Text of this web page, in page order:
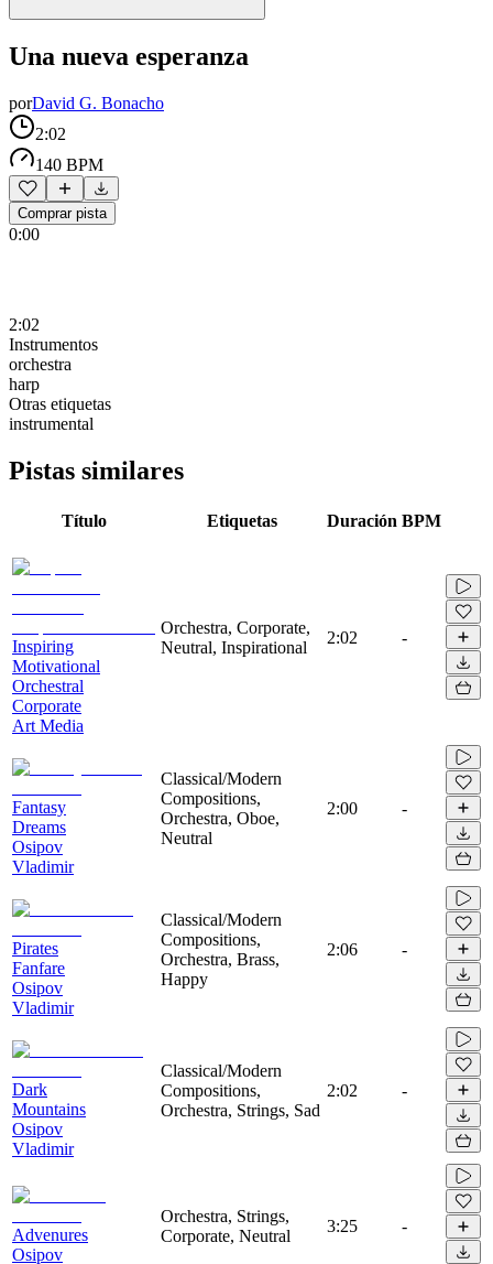
Una nueva esperanza
porDavid G. Bonacho
2:02
140 BPM
Comprar pista
0:00
2:02
Instrumentos
orchestra
harp
Otras etiquetas
instrumental
Pistas similares
Título Etiquetas Duración BPM
Inspiring
Motivational
Orchestral
Corporate
Art Media
Orchestra, Corporate,
Neutral, Inspirational
2:02 -
Fantasy
Dreams
Osipov
Vladimir
Classical/Modern
Compositions,
Orchestra, Oboe,
Neutral
2:00 -
Pirates
Fanfare
Osipov
Vladimir
Classical/Modern
Compositions,
Orchestra, Brass,
Happy
2:06 -
Dark
Mountains
Osipov
Vladimir
Classical/Modern
Compositions,
Orchestra, Strings, Sad
2:02 -
Advenures
Osipov
Orchestra, Strings,
Corporate, Neutral
3:25 -